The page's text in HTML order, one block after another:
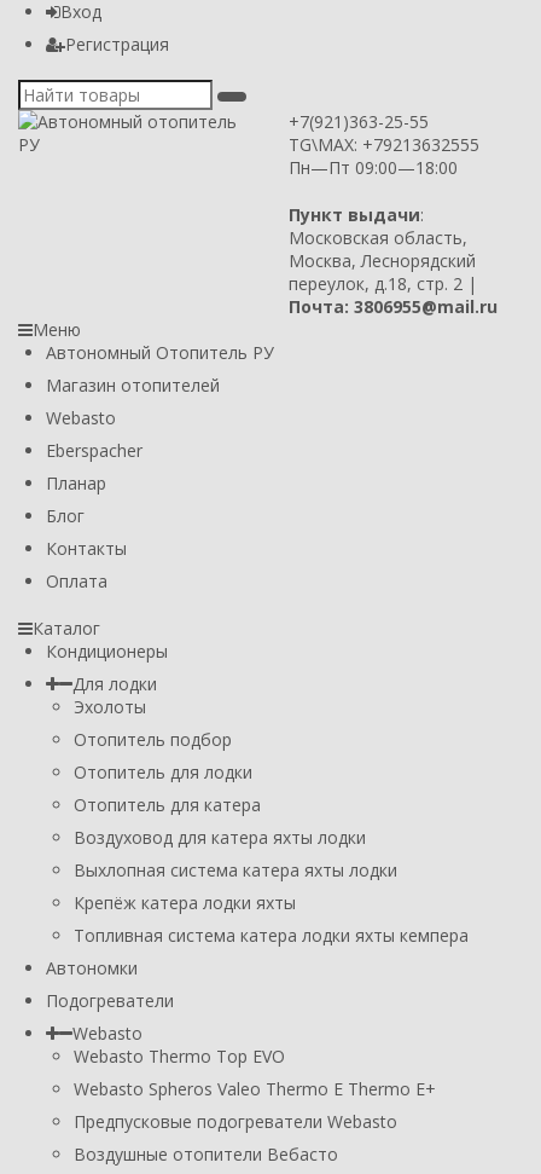
Вход
Регистрация
+7(921)363-25-55
TG\MAX: +79213632555
Пн—Пт 09:00—18:00
Пункт выдачи:
Московская область,
Москва, Леснорядский
переулок, д.18, стр. 2 |
Почта: 3806955@mail.ru
Меню
Автономный Отопитель РУ
Магазин отопителей
Webasto
Eberspacher
Планар
Блог
Контакты
Оплата
Каталог
Кондиционеры
Для лодки
Эхолоты
Отопитель подбор
Отопитель для лодки
Отопитель для катера
Воздуховод для катера яхты лодки
Выхлопная система катера яхты лодки
Крепёж катера лодки яхты
Топливная система катера лодки яхты кемпера
Автономки
Подогреватели
Webasto
Webasto Thermo Top EVO
Webasto Spheros Valeo Thermo E Thermo E+
Предпусковые подогреватели Webasto
Воздушные отопители Вебасто